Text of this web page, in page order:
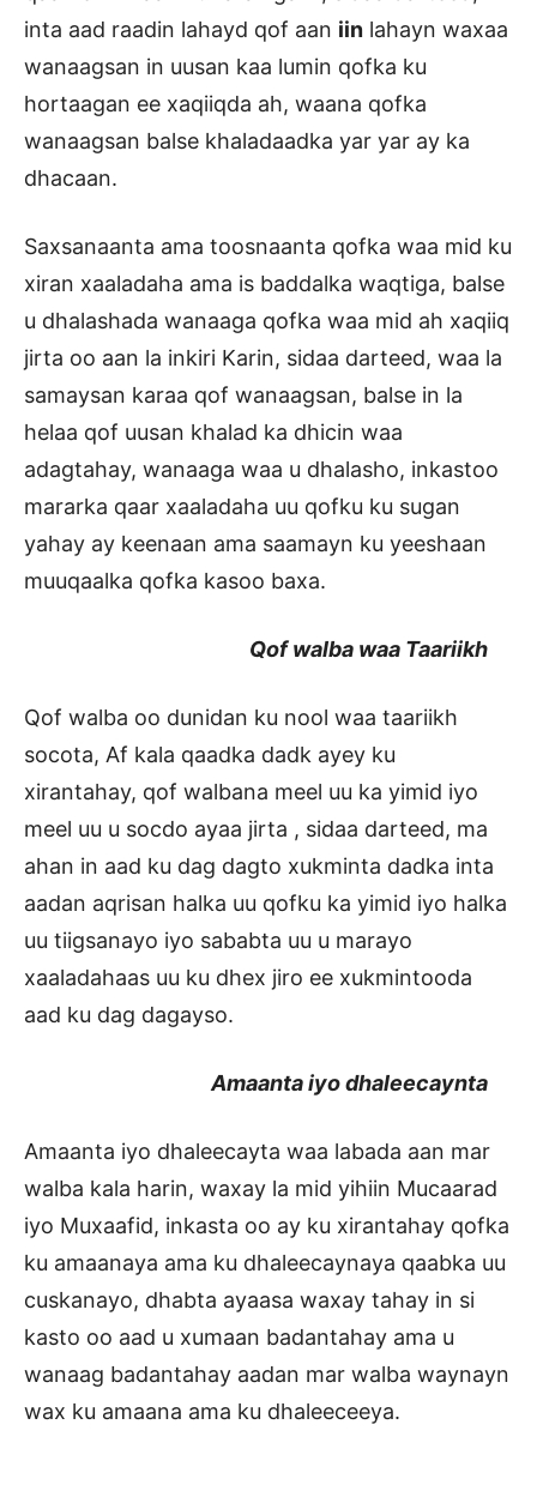
inta aad raadin lahayd qof aan iin lahayn waxaa
wanaagsan in uusan kaa lumin qofka ku
hortaagan ee xaqiiqda ah, waana qofka
wanaagsan balse khaladaadka yar yar ay ka
dhacaan.
Saxsanaanta ama toosnaanta qofka waa mid ku
xiran xaaladaha ama is baddalka waqtiga, balse
u dhalashada wanaaga qofka waa mid ah xaqiiq
jirta oo aan la inkiri Karin, sidaa darteed, waa la
samaysan karaa qof wanaagsan, balse in la
helaa qof uusan khalad ka dhicin waa
adagtahay, wanaaga waa u dhalasho, inkastoo
mararka qaar xaaladaha uu qofku ku sugan
yahay ay keenaan ama saamayn ku yeeshaan
muuqaalka qofka kasoo baxa.
Qof walba waa Taariikh
Qof walba oo dunidan ku nool waa taariikh
socota, Af kala qaadka dadk ayey ku
xirantahay, qof walbana meel uu ka yimid iyo
meel uu u socdo ayaa jirta , sidaa darteed, ma
ahan in aad ku dag dagto xukminta dadka inta
aadan aqrisan halka uu qofku ka yimid iyo halka
uu tiigsanayo iyo sababta uu u marayo
xaaladahaas uu ku dhex jiro ee xukmintooda
aad ku dag dagayso.
Amaanta iyo dhaleecaynta
Amaanta iyo dhaleecayta waa labada aan mar
walba kala harin, waxay la mid yihiin Mucaarad
iyo Muxaafid, inkasta oo ay ku xirantahay qofka
ku amaanaya ama ku dhaleecaynaya qaabka uu
cuskanayo, dhabta ayaasa waxay tahay in si
kasto oo aad u xumaan badantahay ama u
wanaag badantahay aadan mar walba waynayn
wax ku amaana ama ku dhaleeceeya.